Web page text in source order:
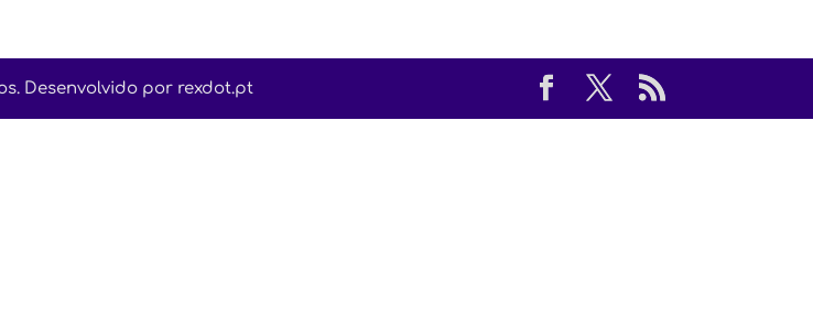
Desenvolvido por rexdot.pt